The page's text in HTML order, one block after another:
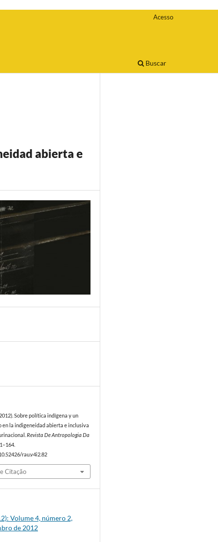
Buscar
Acesso
abierta e
Sobre política indígena y un
en la indigeneidad abierta e inclusiva
Revista De Antropologia Da
rau.v4i2.82
Citação
Volume 4, número 2,
de 2012